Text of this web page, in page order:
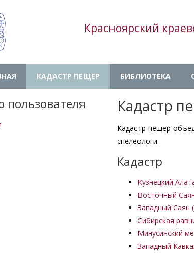
Красноярский
КАДАСТР ПЕЩЕР БИБЛИОТЕКА
пользователя Кадастр
Кадастр пещер
спелеологи.
Кадастр
Кузнецкий
Восточный
Западный Саян
Сибирская
Минусинский
Западный